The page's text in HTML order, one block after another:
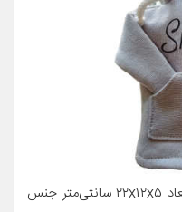
معرفی محصول جزئیات محصول ابعاد ۲۲x۱۲x۵ سانتی‌متر جنس